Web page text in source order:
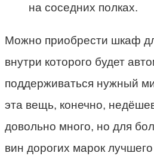
на соседних полках.
Можно приобрести шкаф
внутри которого будет
поддерживаться нужный
эта вещь, конечно,
довольно много, но для
вин дорогих марок